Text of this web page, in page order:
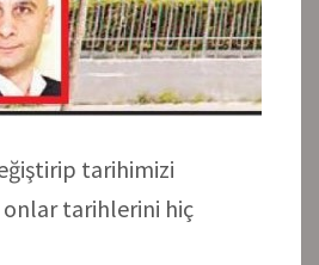
tarihimizi
tarihlerini hiç